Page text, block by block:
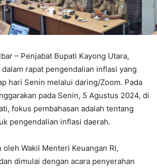
– Penjabat Bupati Kayong Utara,
rapat pengendalian inflasi yang
hari Senin melalui daring/Zoom. Pada
pada Senin, 5 Agustus 2024, di
fokus pembahasan adalah tentang
pengendalian inflasi daerah.
Wakil Menteri Keuangan RI,
dimulai dengan acara penyerahan